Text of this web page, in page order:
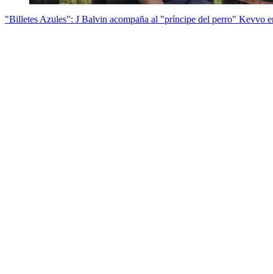
"Billetes Azules": J Balvin acompaña al "príncipe del perro" Kevvo